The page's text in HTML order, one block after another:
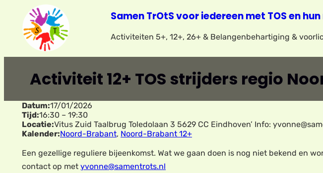
Samen TrOtS voor iedereen met TOS en
Activiteiten 5+, 12+, 26+ & Belangenbehartiging &
Activiteit 12+ TOS strijders regio
Datum:17/01/2026
Tijd:16:30 – 19:30
Locatie:Vitus Zuid Taalbrug Toledolaan 3 5629 CC Eindhoven’ Info:
Kalender:Noord-Brabant, Noord-Brabant 12+
Een gezellige reguliere bijeenkomst. Wat we gaan doen is nog niet bekend en
contact op met yvonne@samentrots.nl